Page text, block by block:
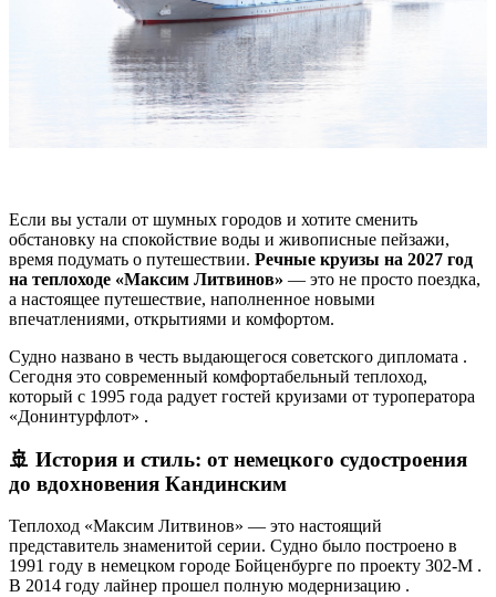
Если вы устали от шумных городов и хотите сменить
обстановку на спокойствие воды и живописные пейзажи,
время подумать о путешествии. Речные круизы на 2027 год
на теплоходе «Максим Литвинов» — это не просто поездка,
а настоящее путешествие, наполненное новыми
впечатлениями, открытиями и комфортом.
Судно названо в честь выдающегося советского дипломата .
Сегодня это современный комфортабельный теплоход,
который с 1995 года радует гостей круизами от туроператора
«Донинтурфлот» .
🚢 История и стиль: от немецкого судостроения
до вдохновения Кандинским
Теплоход «Максим Литвинов» — это настоящий
представитель знаменитой серии. Судно было построено в
1991 году в немецком городе Бойценбурге по проекту 302-М .
В 2014 году лайнер прошел полную модернизацию .